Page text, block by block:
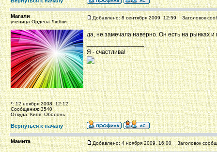
Магали
ученица Ордена Любви
*: 12 ноября 2008, 12:12
Сообщения: 3540
Откуда: Киев, Оболонь
Добавлено: 8 сентября 2009, 12:59 Заголовок
да, не замечала наверно. Он есть на рынках
_________________
Я - счастлива!
Вернуться к началу
Мамита Добавлено: 4 ноября 2009, 16:00 Заголовок